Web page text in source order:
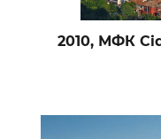
2010, МФК